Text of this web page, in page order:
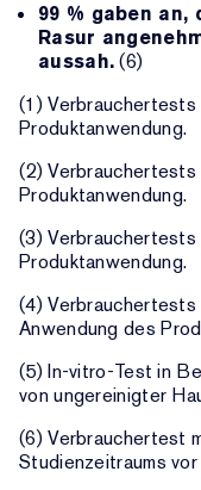
99 % gaben
Rasur
aussah.(6)
(1) Verbrauchertests
Produktanwendung.
(2) Verbrauchertests
Produktanwendung.
(3) Verbrauchertests
Produktanwendung.
(4) Verbrauchertests
Anwendung des
(5) In-vitro-Test in
von ungereinigter
(6) Verbrauchertest
Studienzeitraums